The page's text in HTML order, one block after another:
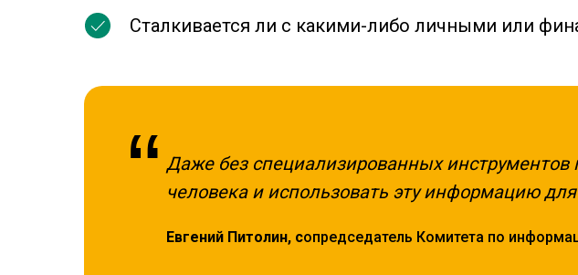
Сталкивается ли с какими-либо личными или
“ Даже без специализированных
человека и использовать эту информацию
Евгений Питолин, сопредседатель Комитета по